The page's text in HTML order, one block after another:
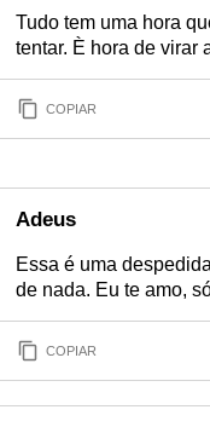
Tudo tem uma hora
tentar. È hora de virar
COPIAR
Adeus
Essa é uma
de nada. Eu te amo,
COPIAR